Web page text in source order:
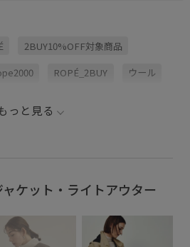
2BUY10%OFF対象商品
ROPÉ_2BUY ウール
っと見る
ケット・ライトアウター